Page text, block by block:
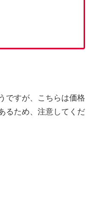
ですが、こちらは価格
るため、注意してくだ